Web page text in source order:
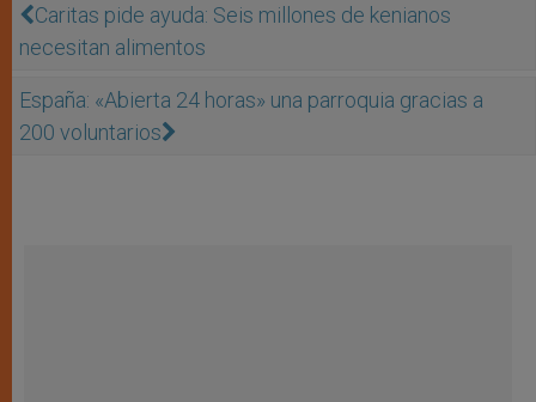
Caritas pide ayuda: Seis millones de kenianos
necesitan alimentos
España: «Abierta 24 horas» una parroquia gracias a
200 voluntarios